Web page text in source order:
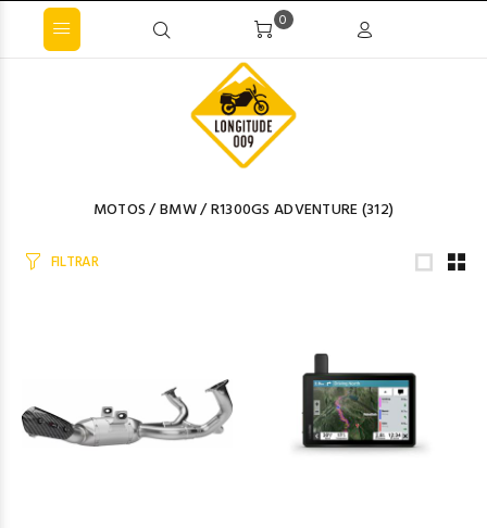
0
MOTOS/BMW/R1300GS ADVENTURE(312)
FILTRAR